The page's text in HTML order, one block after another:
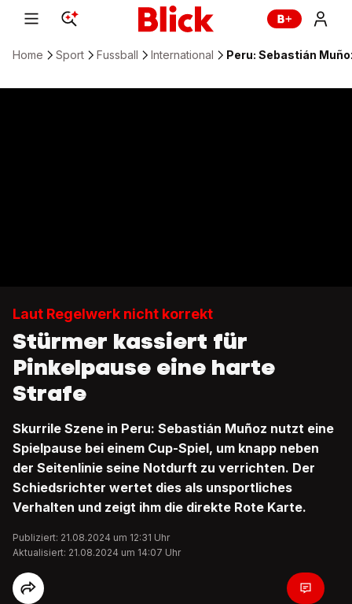
Home Sport Fussball International Peru: Sebastián
Laut Regelwerk nicht korrekt
Stürmer kassiert für
Pinkelpause eine harte
Strafe
Skurrile Szene in Peru: Sebastián Muñoz nutzt eine
Spielpause bei einem Cup-Spiel, um knapp neben
der Seitenlinie seine Notdurft zu verrichten. Der
Schiedsrichter wertet dies als unsportliches
Verhalten und zeigt ihm die direkte Rote Karte.
Publiziert: 21.08.2024 um 12:31 Uhr
Aktualisiert: 21.08.2024 um 14:07 Uhr